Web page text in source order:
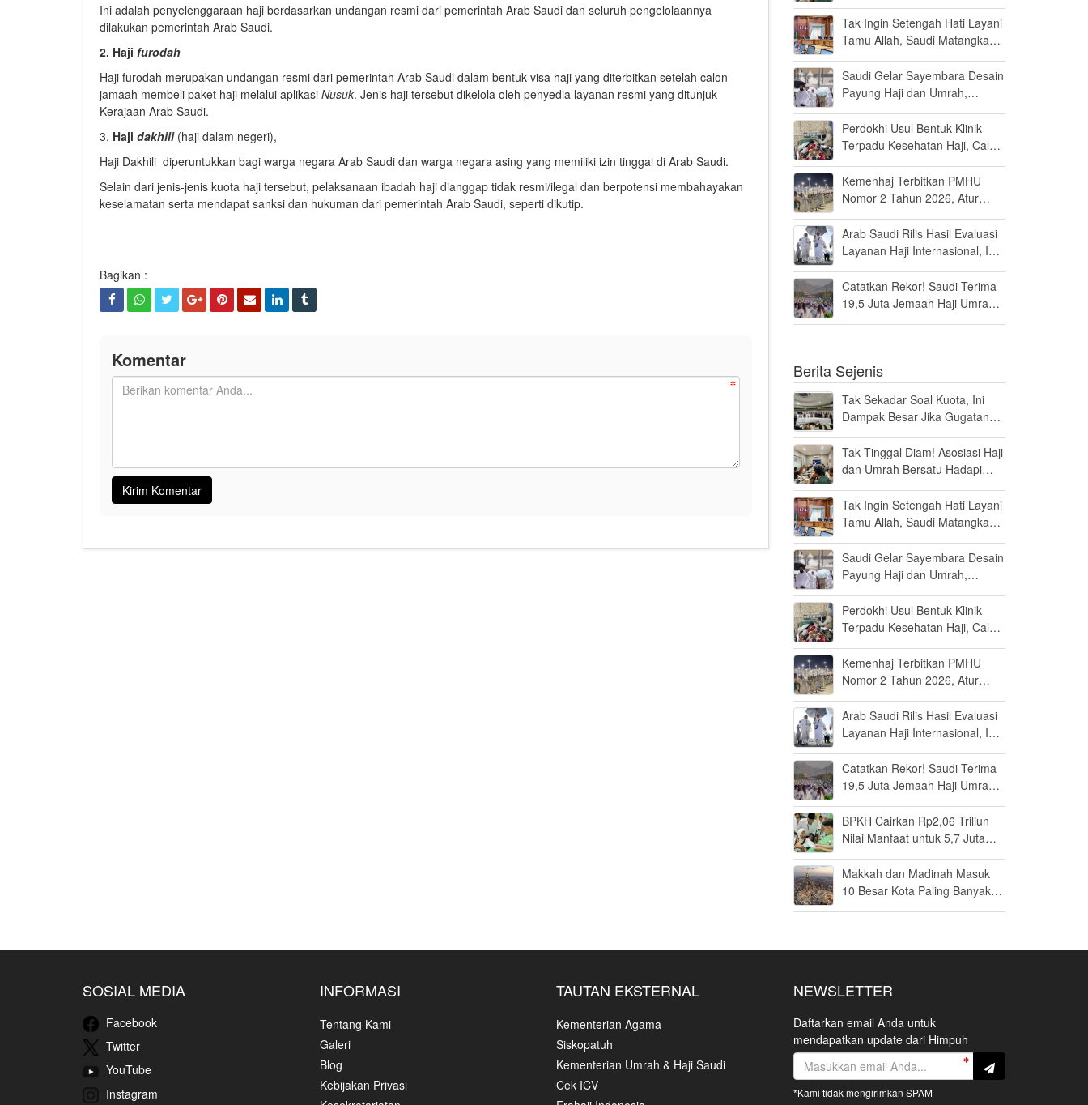
Ini adalah penyelenggaraan haji berdasarkan undangan resmi dari pemerintah Arab Saudi dan seluruh pengelolaannya
dilakukan pemerintah Arab Saudi.
2. Haji furodah
Haji furodah merupakan undangan resmi dari pemerintah Arab Saudi dalam bentuk visa haji yang diterbitkan setelah calon
jamaah membeli paket haji melalui aplikasi Nusuk. Jenis haji tersebut dikelola oleh penyedia layanan resmi yang ditunjuk
Kerajaan Arab Saudi.
3. Haji dakhili (haji dalam negeri),
Haji Dakhili diperuntukkan bagi warga negara Arab Saudi dan warga negara asing yang memiliki izin tinggal di Arab Saudi.
Selain dari jenis-jenis kuota haji tersebut, pelaksanaan ibadah haji dianggap tidak resmi/ilegal dan berpotensi membahayakan
keselamatan serta mendapat sanksi dan hukuman dari pemerintah Arab Saudi, seperti dikutip.
Bagikan :
Komentar
Persen di MK
Tak Ingin Setengah Hati Layani
Tamu Allah, Saudi Matangkan
Saudi Gelar Sayembara Desain
Payung Haji dan Umrah,
Berpartisipasi
Perdokhi Usul Bentuk Klinik
Terpadu Kesehatan Haji, Calon
Fit to Fly
Kemenhaj Terbitkan PMHU
Nomor 2 Tahun 2026, Atur
Umrah
Arab Saudi Rilis Hasil Evaluasi
Layanan Haji Internasional, Ini
Catatkan Rekor! Saudi Terima
19,5 Juta Jemaah Haji Umrah
Berita Sejenis
Tak Sekadar Soal Kuota, Ini
Dampak Besar Jika Gugatan
Tak Tinggal Diam! Asosiasi Haji
dan Umrah Bersatu Hadapi
Persen di MK
Tak Ingin Setengah Hati Layani
Tamu Allah, Saudi Matangkan
Saudi Gelar Sayembara Desain
Payung Haji dan Umrah,
Berpartisipasi
Perdokhi Usul Bentuk Klinik
Terpadu Kesehatan Haji, Calon
Fit to Fly
Kemenhaj Terbitkan PMHU
Nomor 2 Tahun 2026, Atur
Umrah
Arab Saudi Rilis Hasil Evaluasi
Layanan Haji Internasional, Ini
Catatkan Rekor! Saudi Terima
19,5 Juta Jemaah Haji Umrah
Tembus 94 Persen
BPKH Cairkan Rp2,06 Triliun
Nilai Manfaat untuk 5,7 Juta
yang Diterima
Makkah dan Madinah Masuk
10 Besar Kota Paling Banyak
SOSIAL MEDIA
Facebook
Twitter
YouTube
Instagram
INFORMASI
Tentang Kami
Galeri
Blog
Kebijakan Privasi
TAUTAN EKSTERNAL
Kementerian Agama
Siskopatuh
Kementerian Umrah & Haji Saudi
Cek ICV
NEWSLETTER
Daftarkan email Anda untuk
mendapatkan update dari Himpuh
*Kami tidak mengirimkan SPAM